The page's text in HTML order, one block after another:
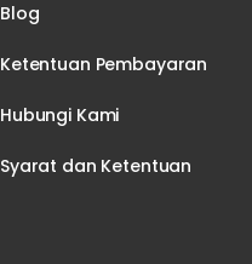
Blog
Ketentuan Pembayaran
Hubungi Kami
Syarat dan Ketentuan